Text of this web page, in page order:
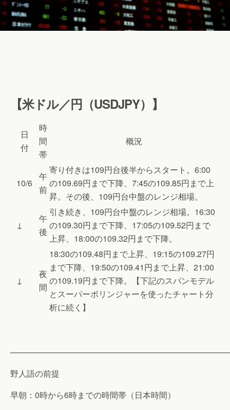
【米ドル／円（USDJPY）】
日
付
時
間
帯
概況
10/6
午
前
寄り付きは109円台後半からスタート。6:00
の109.69円まで下降、7:45の109.85円まで上
昇。その後、109円台中盤のレンジ相場。
↓
午
後
引き続き、109円台中盤のレンジ相場。16:30
の109.30円まで下降、17:05の109.52円まで
上昇、18:00の109.32円まで下降。
↓
夜
間
18:30の109.48円まで上昇、19:15の109.27円
まで下降、19:50の109.41円まで上昇、21:00
の109.19円まで下降。【下記のスパンモデル
とスーパーボリンジャーを使ったチャート分
析に続く】
野人語の前提
早朝：0時から6時までの時間帯（日本時間）